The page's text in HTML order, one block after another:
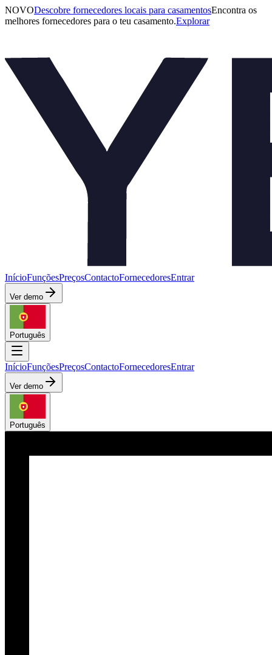
NOVODescobre fornecedores locais para casamentosEncontra os
melhores fornecedores para o teu casamento.Explorar
InícioFunçõesPreçosContactoFornecedoresEntrar
Ver demo
Português
InícioFunçõesPreçosContactoFornecedoresEntrar
Ver demo
Português